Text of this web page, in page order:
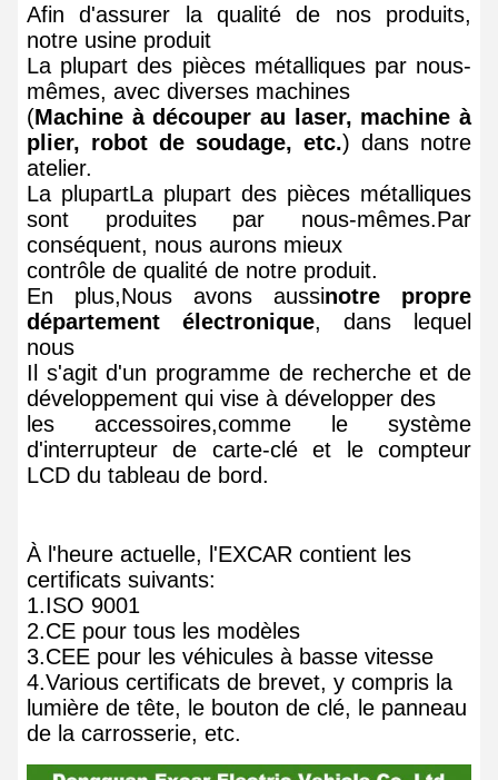
Afin d'assurer la qualité de nos produits,
notre usine produit
La plupart des pièces métalliques par nous-
mêmes, avec diverses machines
(Machine à découper au laser, machine à
plier, robot de soudage, etc.) dans notre
atelier.
La plupartLa plupart des pièces métalliques
sont produites par nous-mêmes.Par
conséquent, nous aurons mieux
contrôle de qualité de notre produit.
En plus,Nous avons aussinotre propre
département électronique, dans lequel
nous
Il s'agit d'un programme de recherche et de
développement qui vise à développer des
les accessoires,comme le système
d'interrupteur de carte-clé et le compteur
LCD du tableau de bord.
À l'heure actuelle, l'EXCAR contient les
certificats suivants:
1.ISO 9001
2.CE pour tous les modèles
3.CEE pour les véhicules à basse vitesse
4.Various certificats de brevet, y compris la
lumière de tête, le bouton de clé, le panneau
de la carrosserie, etc.